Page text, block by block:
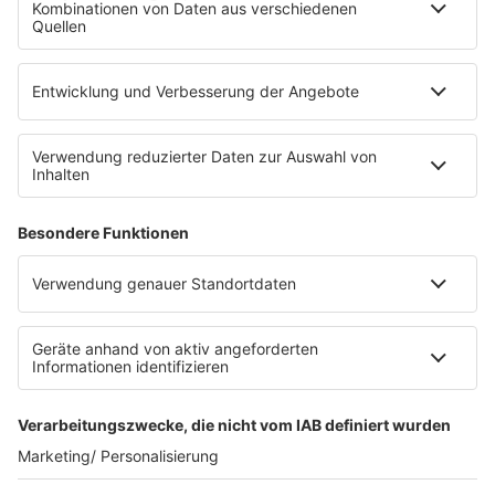
Die Uniklinik Tübingen hat ein neues Fahrradparkhaus
eröffnet. Direkt an der Medizinischen Klinik bietet es
E-Bikes über eine Photovoltaikanlage auf dem …
Impressum
Datenschutzerklärung
Datenschutzeinstellungen